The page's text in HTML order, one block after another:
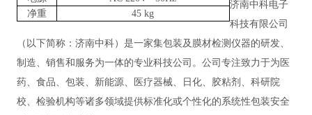
净重
45 kg
济南中科电子
科技有限公司
（以下简称：济南中科）是一家集包装及膜材检测仪器的研发、
制造、销售和服务为一体的专业科技公司。公司专注致力于为医
药、食品、包装、新能源、医疗器械、日化、胶粘剂、科研院
校、检验机构等诸多领域提供标准化或个性化的系统性包装安全